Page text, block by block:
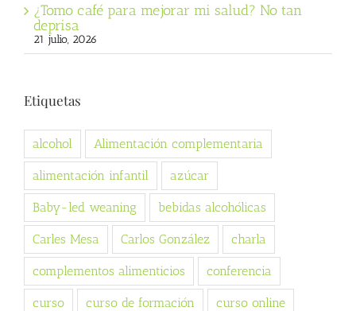
¿Tomo café para mejorar mi salud? No tan
deprisa
21 julio, 2026
Etiquetas
alcohol Alimentación complementaria
alimentación infantil azúcar
Baby-led weaning bebidas alcohólicas
Carles Mesa Carlos González charla
complementos alimenticios conferencia
curso curso de formación curso online